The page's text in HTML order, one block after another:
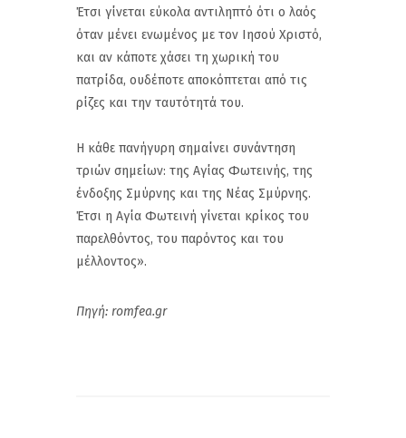
Έτσι γίνεται εύκολα αντιληπτό ότι ο λαός
όταν μένει ενωμένος με τον Ιησού Χριστό,
και αν κάποτε χάσει τη χωρική του
πατρίδα, ουδέποτε αποκόπτεται από τις
ρίζες και την ταυτότητά του.
Η κάθε πανήγυρη σημαίνει συνάντηση
τριών σημείων: της Αγίας Φωτεινής, της
ένδοξης Σμύρνης και της Νέας Σμύρνης.
Έτσι η Αγία Φωτεινή γίνεται κρίκος του
παρελθόντος, του παρόντος και του
μέλλοντος».
Πηγή: romfea.gr